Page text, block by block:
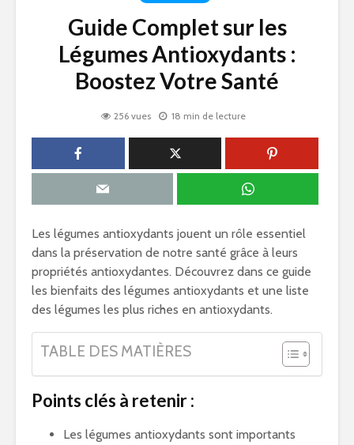
Guide Complet sur les
Légumes Antioxydants :
Boostez Votre Santé
256 vues 18 min de lecture
Les légumes antioxydants jouent un rôle essentiel
dans la préservation de notre santé grâce à leurs
propriétés antioxydantes. Découvrez dans ce guide
les bienfaits des légumes antioxydants et une liste
des légumes les plus riches en antioxydants.
TABLE DES MATIÈRES
Points clés à retenir :
Les légumes antioxydants sont importants